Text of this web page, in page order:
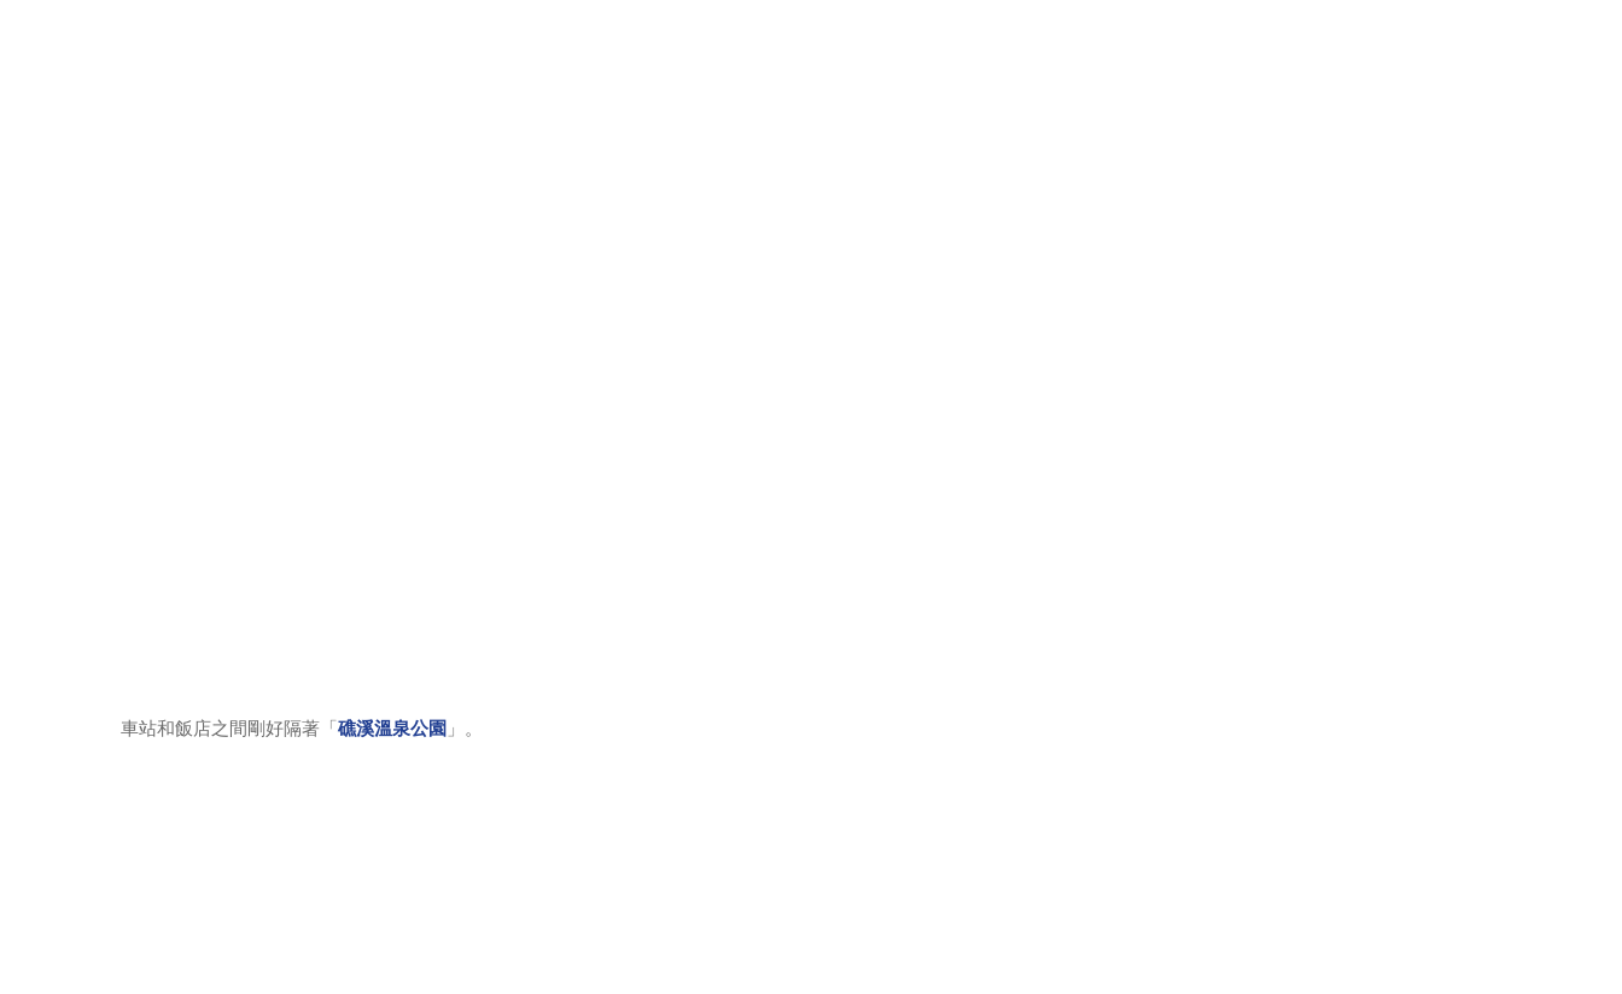
車站和飯店之間剛好隔著「礁溪溫泉公園 」。